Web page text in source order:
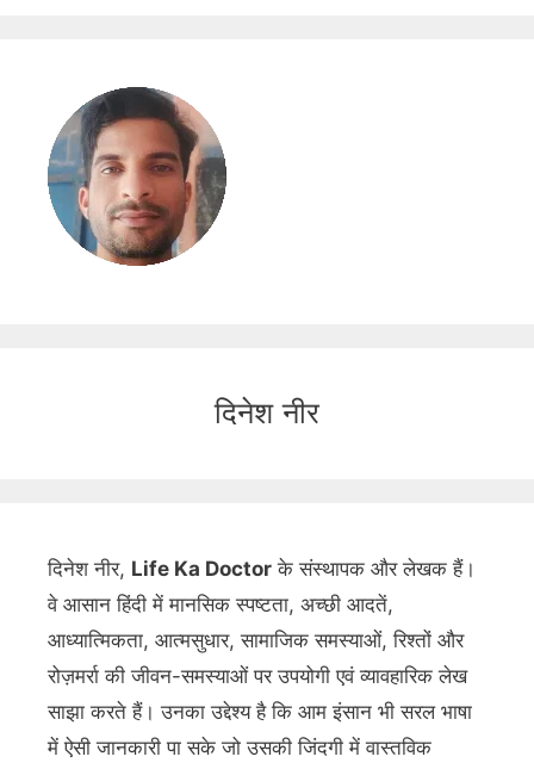
दिनेश नीर
दिनेश नीर, Life Ka Doctor के संस्थापक और लेखक हैं।
वे आसान हिंदी में मानसिक स्पष्टता, अच्छी आदतें,
आध्यात्मिकता, आत्मसुधार, सामाजिक समस्याओं, रिश्तों और
रोज़मर्रा की जीवन-समस्याओं पर उपयोगी एवं व्यावहारिक लेख
साझा करते हैं। उनका उद्देश्य है कि आम इंसान भी सरल भाषा
में ऐसी जानकारी पा सके जो उसकी जिंदगी में वास्तविक